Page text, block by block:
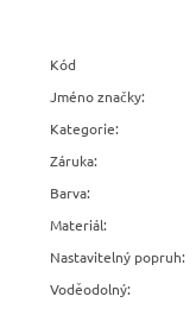
Kód
Jméno značky:
Kategorie:
Záruka:
Barva:
Materiál:
Nastavitelný popruh:
Voděodolný: